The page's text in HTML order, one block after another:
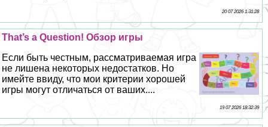
20 07 2026 1:31:28
That’s a Question! Обзор игры
Если быть честным, рассматриваемая игра
не лишена некоторых недостатков. Но
имейте ввиду, что мои критерии хорошей
игры могут отличаться от ваших....
19 07 2026 18:32:39